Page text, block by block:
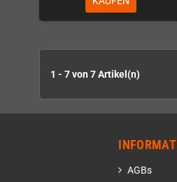
1 - 7 von 7 Artikel(n)
AGBs